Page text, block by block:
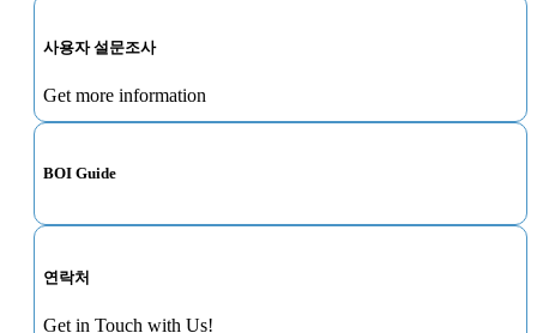
사용자 설문조사
Get more information
BOI Guide
연락처
Get in Touch with Us!